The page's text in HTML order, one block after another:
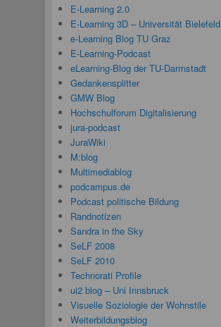
E-Learning 2.0
E-Learning 3D – Universität Bielefeld
e-Learning Blog TU Graz
E-Learning-Podcast
eLearning-Blog der TU-Darmstadt
Gedankensplitter
GMW Blog
Hochschulforum Digitalisierung
jura-podcast
JuraWiki
M:blog
Multimediablog
podcampus.de
Podcast politische Bildung
Randnotizen
Sandra in the Sky
SeLF 2008
SeLF 2010
Technorati Profile
ui2 blog – Uni Innsbruck
Visuelle Soziologie der Wohnstile
Weiterbildungsblog